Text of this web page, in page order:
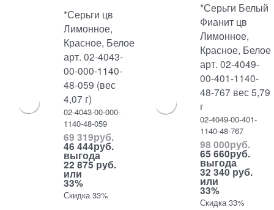
*Серьги цв
Лимонное,
Красное, Белое
арт. 02-4043-
00-000-1140-
48-059 (вес
4,07 г)
02-4043-00-000-
1140-48-059
69 319руб.
46 444руб.
выгода
22 875 руб.
или
33%
Скидка 33%
*Серьги Белый
Фианит цв
Лимонное,
Красное, Белое
арт. 02-4049-
00-401-1140-
48-767 вес 5,79
г
02-4049-00-401-
1140-48-767
98 000руб.
65 660руб.
выгода
32 340 руб.
или
33%
Скидка 33%